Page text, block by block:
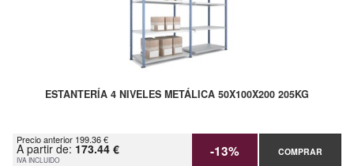
ESTANTERÍA 4 NIVELES METÁLICA 50X100X200 205KG
Precio anterior 199.36 €
A partir de: 173.44 €
IVA INCLUIDO -13% COMPRAR